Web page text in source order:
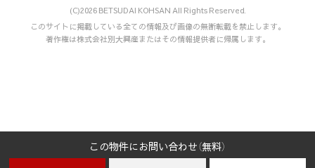
(4) 物理的安全管理措置
・個人情報を取り扱う業務エリアは、入室権限付与と入退室管
・個人データを取り扱う情報システムを外部からの不正アクセ
ス又は不正ソフトウェアから保護する仕組みを導入していま
(C)2026 BETSUDAI KOHSAN All Rights Reserved.
このサイトに掲載している全ての情報及び画像の無断転載を禁止します。
著作権は株式会社別大興産またはその情報提供者に帰属します。
この物件にお問い合わせ（無料）